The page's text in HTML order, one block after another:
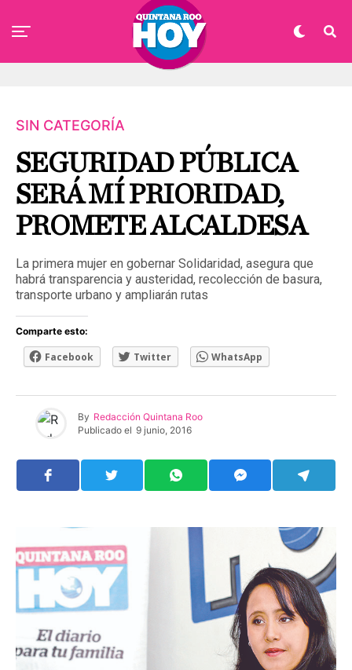
SIN CATEGORÍA
SEGURIDAD PÚBLICA
SERÁ MÍ PRIORIDAD,
PROMETE ALCALDESA
La primera mujer en gobernar Solidaridad, asegura que
habrá transparencia y austeridad, recolección de basura,
transporte urbano y ampliarán rutas
Comparte esto:
Facebook Twitter WhatsApp
By Redacción Quintana Roo
Publicado el 9 junio, 2016